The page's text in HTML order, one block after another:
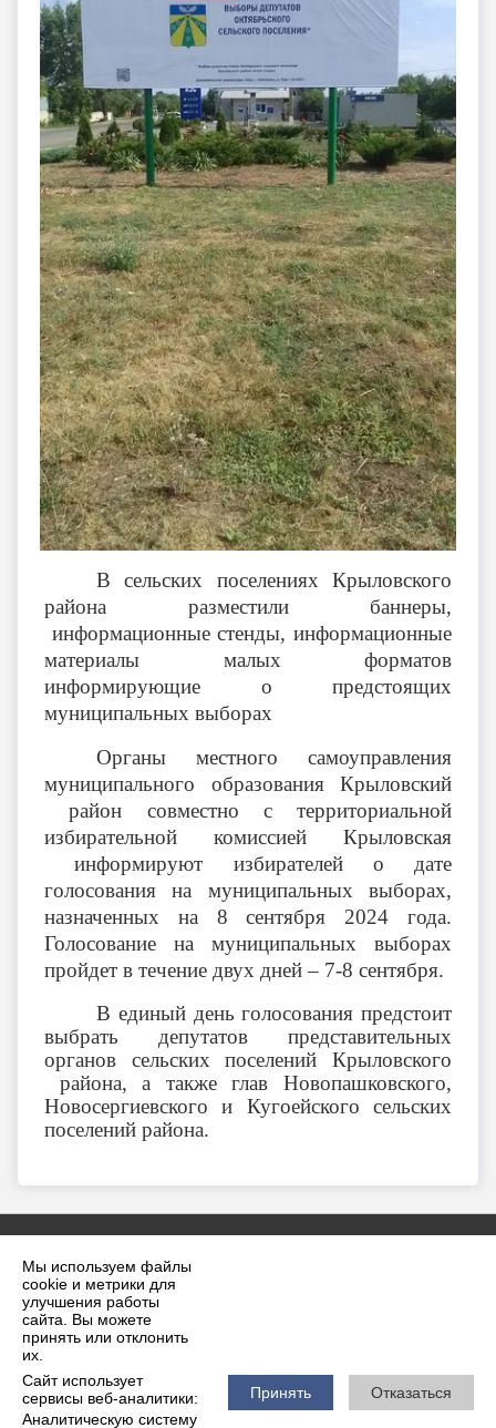
Мы используем файлы
cookie и метрики для
улучшения работы
сайта. Вы можете
принять или отклонить
их.
Сайт использует
сервисы веб-аналитики:
Аналитическую систему
Принять Отказаться
В сельских поселениях Крыловского
района разместили баннеры,
информационные стенды, информационные
материалы малых форматов
информирующие о предстоящих
муниципальных выборах
Органы местного самоуправления
муниципального образования Крыловский
район совместно с территориальной
избирательной комиссией Крыловская
информируют избирателей о дате
голосования на муниципальных выборах,
назначенных на 8 сентября 2024 года.
Голосование на муниципальных выборах
пройдет в течение двух дней – 7-8 сентября.
В единый день голосования предстоит
выбрать депутатов представительных
органов сельских поселений Крыловского
района, а также глав Новопашковского,
Новосергиевского и Кугоейского сельских
поселений района.
2026 г. krilovskaya.ru
Вход
Карта сайта
Политика обработки персональных данных